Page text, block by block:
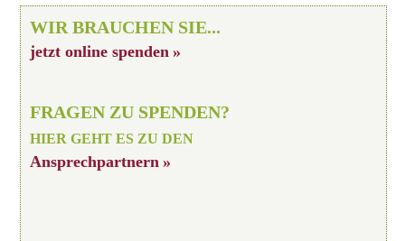
WIR BRAUCHEN SIE...
jetzt online spenden
FRAGEN ZU SPENDEN?
HIER GEHT ES ZU DEN
Ansprechpartnern